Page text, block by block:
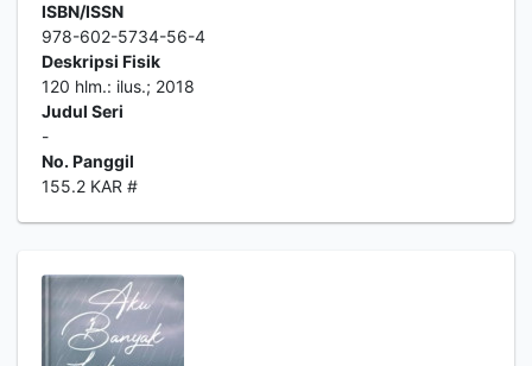
ISBN/ISSN
978-602-5734-56-4
Deskripsi Fisik
120 hlm.: ilus.; 2018
Judul Seri
-
No. Panggil
155.2 KAR #